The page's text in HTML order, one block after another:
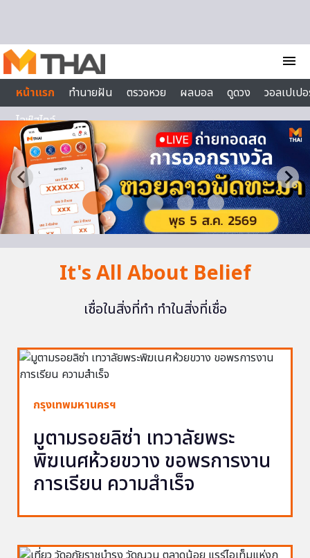
menu
หน้าแรก
ทำนายฝัน ตรวจหวย ผลบอล ดูดวง
วอลเปเป
ไลฟ์สไตล์
It's All About Belief
เชื่อในสิ่งที่ทำ ทำในสิ่งที่เชื่อ
กรุงเทพมหานครฯ
มูตามรอยลิซ่า เทวาลัยพระ
พิฆเนศห้วยขวาง ขอพรการงาน
การเรียน ความสำเร็จ